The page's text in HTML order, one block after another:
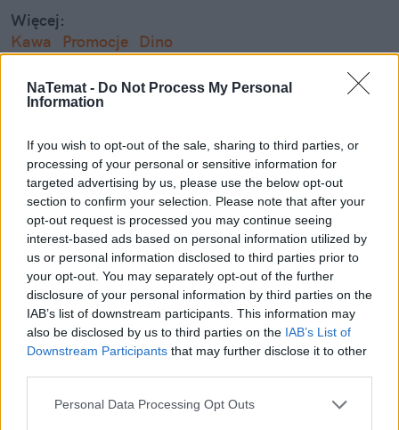
NaTemat - Do Not Process My Personal
Information
If you wish to opt-out of the sale, sharing to third parties, or
processing of your personal or sensitive information for
targeted advertising by us, please use the below opt-out
section to confirm your selection. Please note that after your
opt-out request is processed you may continue seeing
interest-based ads based on personal information utilized by
us or personal information disclosed to third parties prior to
your opt-out. You may separately opt-out of the further
disclosure of your personal information by third parties on the
IAB’s list of downstream participants. This information may
also be disclosed by us to third parties on the IAB’s List of
Downstream Participants that may further disclose it to other
Personal Data Processing Opt Outs
Więcej:
Kawa
Promocje Dino
Karina Masłyk
Obserwuj
Jestem absolwentką dziennikarstwa i komunikacji
społecznej na Uniwersytecie Rzeszowskim oraz
dziennikarstwa i zarządzania mediami na
Uniwersytecie Szczecińskim, gdzie uzyskałam tytuł
magistra. Swoje pierwsze doświadczenie zawodowe
zdobywam na łamach naTemat, codziennie
Pokaż więcej
Napisz do mnie:
karina.maslyk@natemat.pl